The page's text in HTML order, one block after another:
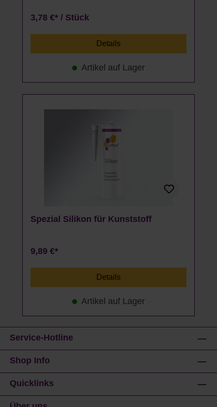
3,78 €* / Stück
Details
Artikel auf Lager
Spezial Silikon für Kunststoff
9,89 €*
Details
Artikel auf Lager
Service-Hotline
Shop Info
Quicklinks